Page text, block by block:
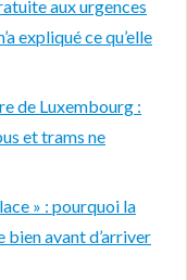
aux urgences
expliqué ce qu’elle
de Luxembourg :
et trams ne
» : pourquoi la
bien avant d’arriver